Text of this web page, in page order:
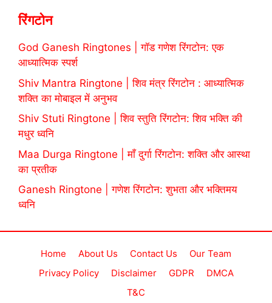
रिंगटोन
God Ganesh Ringtones | गॉड गणेश रिंगटोन: एक
आध्यात्मिक स्पर्श
Shiv Mantra Ringtone | शिव मंत्र रिंगटोन : आध्यात्मिक
शक्ति का मोबाइल में अनुभव
Shiv Stuti Ringtone | शिव स्तुति रिंगटोन: शिव भक्ति की
मधुर ध्वनि
Maa Durga Ringtone | माँ दुर्गा रिंगटोन: शक्ति और आस्था
का प्रतीक
Ganesh Ringtone | गणेश रिंगटोन: शुभता और भक्तिमय
ध्वनि
Home About Us Contact Us
Our Team
Privacy Policy
Disclaimer GDPR
DMCA
T&C